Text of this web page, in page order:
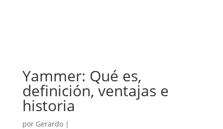
Yammer: Qué es,
definición, ventajas e
historia
por Gerardo|